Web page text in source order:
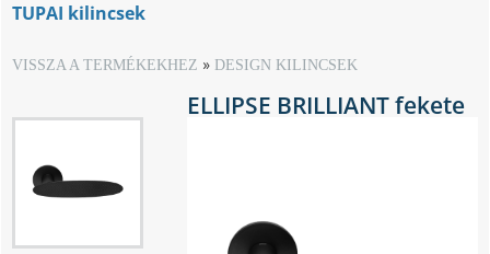
TUPAI kilincsek
VISSZA A TERMÉKEKHEZ DESIGN KILINCSEK
ELLIPSE BRILLIANT fekete